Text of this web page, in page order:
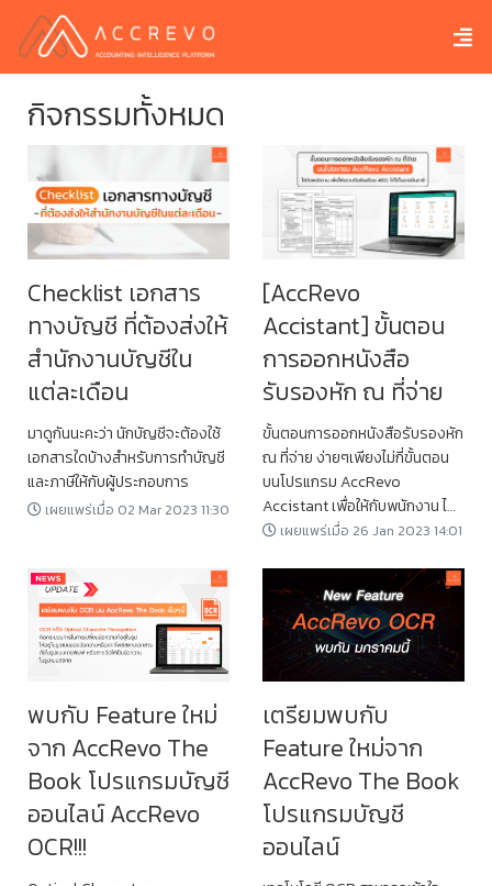
กิจกรรมทั้งหมด
Checklist เอกสาร
ทางบัญชี ที่ต้องส่งให้
สำนักงานบัญชีใน
แต่ละเดือน
มาดูกันนะคะว่า นักบัญชีจะต้องใช้
เอกสารใดบ้างสำหรับการทำบัญชี
และภาษีให้กับผู้ประกอบการ
เผยแพร่เมื่อ 02 Mar 2023 11:30
[AccRevo
Accistant] ขั้นตอน
การออกหนังสือ
รับรองหัก ณ ที่จ่าย
ขั้นตอนการออกหนังสือรับรองหัก
ณ ที่จ่าย ง่ายๆเพียงไม่กี่ขั้นตอน
บนโปรแกรม AccRevo
Accistant เพื่อให้กับพนักงาน ได้
ทราบถึงเงินเดือน 40(1) สำหรับใช้
เผยแพร่เมื่อ 26 Jan 2023 14:01
พบกับ Feature ใหม่
จาก AccRevo The
Book โปรแกรมบัญชี
ออนไลน์ AccRevo
OCR!!!
เตรียมพบกับ
Feature ใหม่จาก
AccRevo The Book
โปรแกรมบัญชี
ออนไลน์